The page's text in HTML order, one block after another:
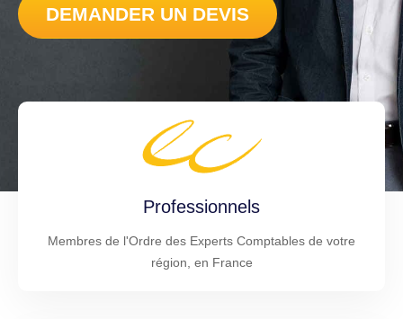
DEMANDER UN DEVIS
Professionnels
Membres de l'Ordre des Experts Comptables de votre
région, en France